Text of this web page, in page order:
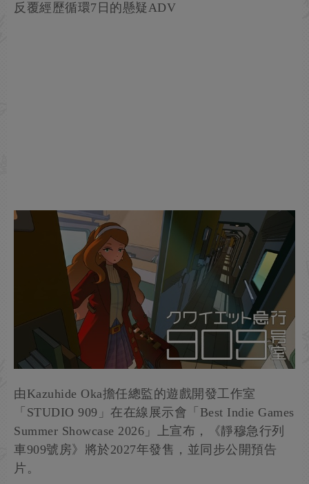
反覆經歷循環7日的懸疑ADV
由Kazuhide Oka擔任總監的遊戲開發工作室
「STUDIO 909」在在線展示會「Best Indie Games
Summer Showcase 2026」上宣布，《靜穆急行列
車909號房》將於2027年發售，並同步公開預告
片。